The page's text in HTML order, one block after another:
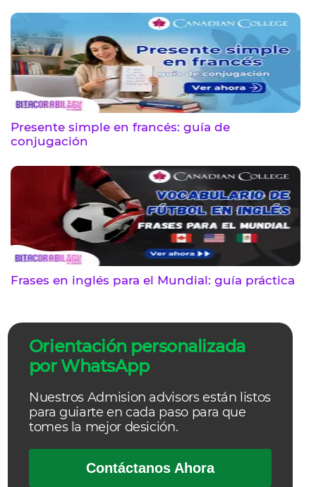
Presente simple en francés: guía de
conjugación
Frases en inglés para el Mundial: guía práctica
Orientación personalizada
por WhatsApp
Nuestros Admision advisors están listos
para guiarte en cada paso para que
tomes la mejor desición.
Contáctanos Ahora